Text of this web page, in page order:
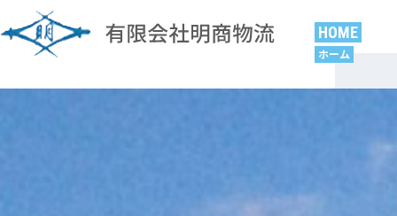
HOME
ホーム